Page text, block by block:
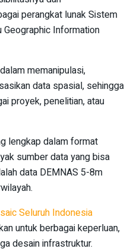
perangkat lunak Sistem
Information
memanipulasi,
data spasial, sehingga
proyek, penelitian, atau
lengkap dalam format
sumber data yang bisa
data DEMNAS 5-8m
Seluruh Indonesia
untuk berbagai keperluan,
desain infrastruktur.